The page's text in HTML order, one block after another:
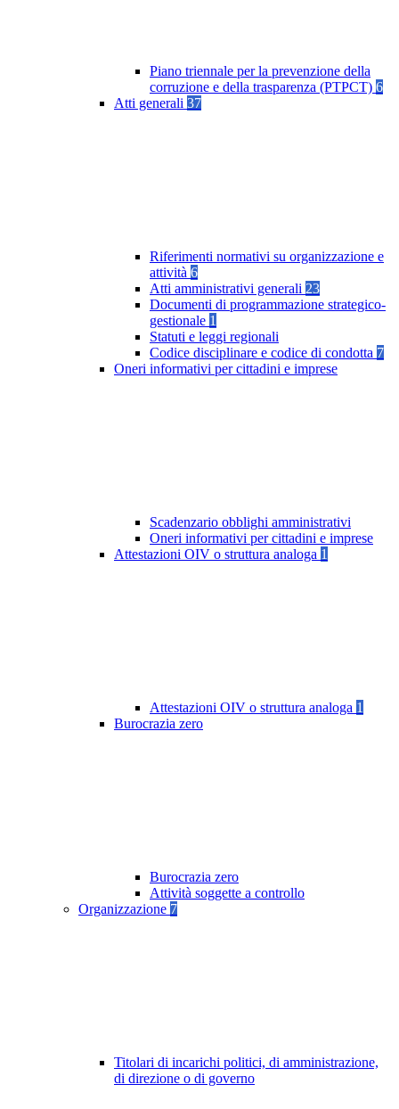
Piano triennale per la prevenzione della
corruzione e della trasparenza (PTPCT) 6
Atti generali 37
Riferimenti normativi su organizzazione e
attività 6
Atti amministrativi generali 23
Documenti di programmazione strategico-
gestionale 1
Statuti e leggi regionali
Codice disciplinare e codice di condotta 7
Oneri informativi per cittadini e imprese
Scadenzario obblighi amministrativi
Oneri informativi per cittadini e imprese
Attestazioni OIV o struttura analoga 1
Attestazioni OIV o struttura analoga 1
Burocrazia zero
Burocrazia zero
Attività soggette a controllo
Organizzazione 7
Titolari di incarichi politici, di amministrazione,
di direzione o di governo